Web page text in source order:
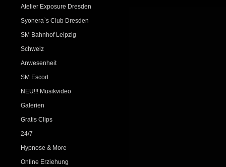
Atelier Exposure Dresden
Syonera`s Club Dresden
SM Bahnhof Leipzig
Schweiz
Anwesenheit
SM Escort
NEU!!! Musikvideo
Galerien
Gratis Clips
24/7
Hypnose & More
Online Erziehung